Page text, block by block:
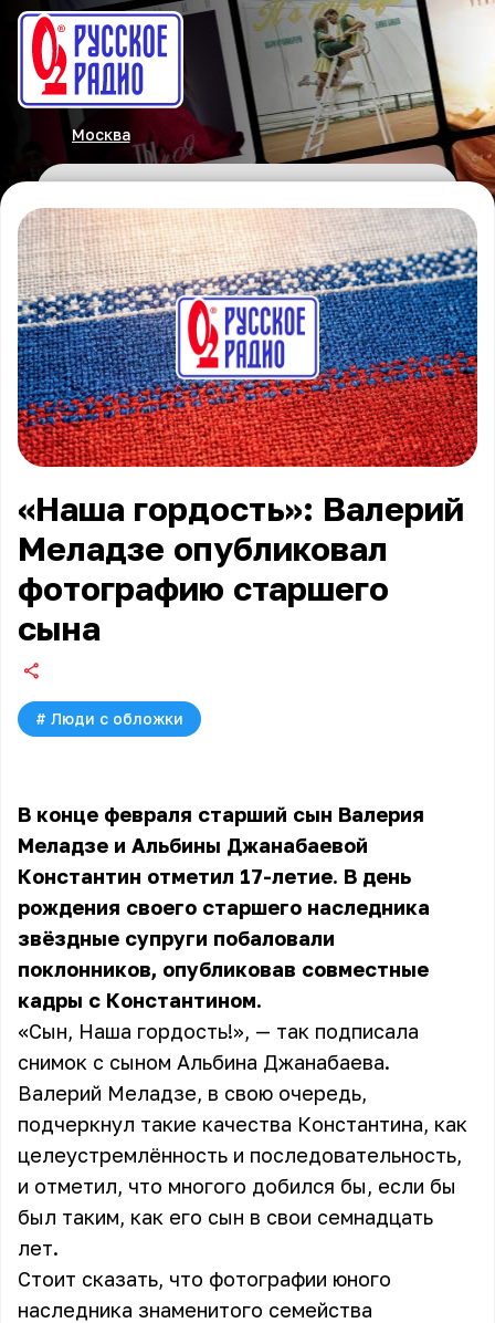
Москва
«Наша гордость»: Валерий
Меладзе опубликовал
фотографию старшего
сына
# Люди с обложки
В конце февраля старший сын Валерия
Меладзе и Альбины Джанабаевой
Константин отметил 17-летие. В день
рождения своего старшего наследника
звёздные супруги побаловали
поклонников, опубликовав совместные
кадры с Константином.
«Сын, Наша гордость!», — так подписала
снимок с сыном Альбина Джанабаева.
Валерий Меладзе, в свою очередь,
подчеркнул такие качества Константина, как
целеустремлённость и последовательность,
и отметил, что многого добился бы, если бы
был таким, как его сын в свои семнадцать
лет.
Стоит сказать, что фотографии юного
наследника знаменитого семейства